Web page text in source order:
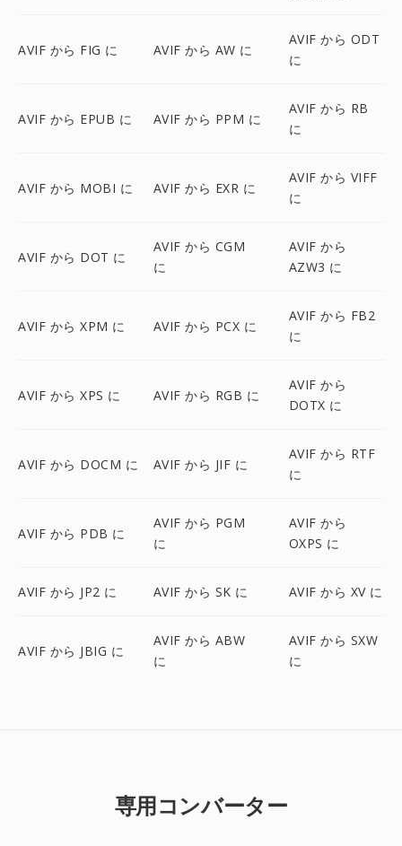
AVIF から FIG に AVIF から AW に
AVIF から ODT
に
AVIF から EPUB に AVIF から PPM に
AVIF から RB
に
AVIF から MOBI に AVIF から EXR に
AVIF から VIFF
に
AVIF から DOT に
AVIF から CGM
に
AVIF から
AZW3 に
AVIF から XPM に AVIF から PCX に
AVIF から FB2
に
AVIF から XPS に AVIF から RGB に
AVIF から
DOTX に
AVIF から DOCM に AVIF から JIF に
AVIF から RTF
に
AVIF から PDB に
AVIF から PGM
に
AVIF から
OXPS に
AVIF から JP2 に AVIF から SK に AVIF から XV に
AVIF から JBIG に
AVIF から ABW
に
AVIF から SXW
に
専用コンバーター